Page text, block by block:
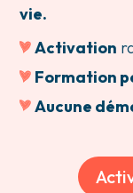
vie.
Activation
Formation
Aucune